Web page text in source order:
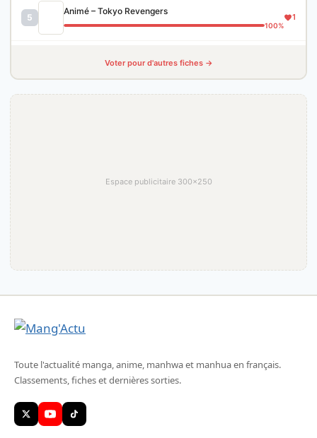
5
Animé – Tokyo Revengers
100%
1
Voter pour d'autres fiches →
Espace publicitaire 300×250
Toute l'actualité manga, anime, manhwa et manhua en français.
Classements, fiches et dernières sorties.